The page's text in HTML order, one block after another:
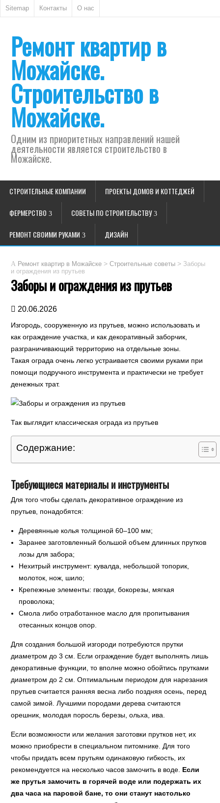
Sitemap Контакты О нас
Ремонт квартир в
Можайске.
Строительство в
Можайске.
Одним из приоритетных направлений нашей
деятельности является строительство в
Можайске.
СТРОИТЕЛЬНЫЕ КОМПАНИИ ПРОЕКТЫ ДОМОВ И КОТТЕДЖЕЙ
ФЕРМЕРСТВО СОВЕТЫ ПО СТРОИТЕЛЬСТВУ
РЕМОНТ СВОИМИ РУКАМИ ДИЗАЙН
Ремонт квартир в Можайске >Строительные советы > Заборы
и ограждения из прутьев
Заборы и ограждения из прутьев
20.06.2026
Изгородь, сооруженную из прутьев, можно использовать и
как ограждение участка, и как декоративный заборчик,
разграничивающий территорию на отдельные зоны.
Такая ограда очень легко устраивается своими руками при
помощи подручного инструмента и практически не требует
денежных трат.
Так выглядит классическая ограда из прутьев
Содержание:
Требующиеся материалы и инструменты
Для того чтобы сделать декоративное ограждение из
прутьев, понадобятся:
Деревянные колья толщиной 60–100 мм;
Заранее заготовленный большой объем длинных прутков
лозы для забора;
Нехитрый инструмент: кувалда, небольшой топорик,
молоток, нож, шило;
Крепежные элементы: гвозди, бокорезы, мягкая
проволока;
Смола либо отработанное масло для пропитывания
отесанных концов опор.
Для создания большой изгороди потребуются прутки
диаметром до 3 см. Если ограждение будет выполнять лишь
декоративные функции, то вполне можно обойтись прутками
диаметром до 2 см. Оптимальным периодом для нарезания
прутьев считается ранняя весна либо поздняя осень, перед
самой зимой. Лучшими породами дерева считаются
орешник, молодая поросль березы, ольха, ива.
Если возможности или желания заготовки прутков нет, их
можно приобрести в специальном питомнике. Для того
чтобы придать всем прутьям одинаковую гибкость, их
рекомендуется на несколько часов замочить в воде. Если
же прутья замочить в горячей воде или подержать их
два часа на паровой бане, то они станут настолько